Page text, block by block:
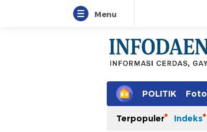
Menu
POLITIK Foto
Terpopuler Indeks